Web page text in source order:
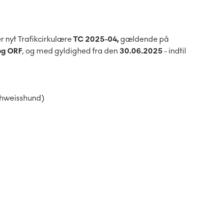
nyt TrafikcirkulæreTC 2025-04,gældende på
ORF, og med gyldighed fra den 30.06.2025- indtil